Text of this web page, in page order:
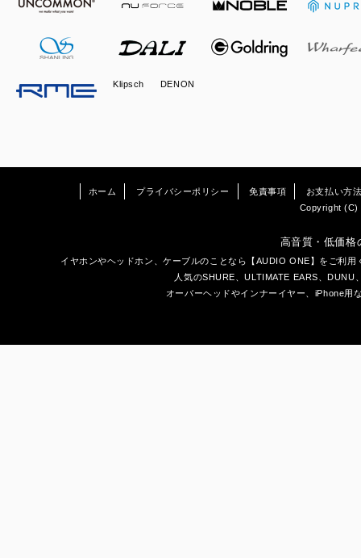
Klipsch DENON
ホーム プライバシーポリシー 免責事項
お支払い方
Copyright (C)
高音質・低価格
イヤホンやヘッドホン
、ケーブルのことなら【AUDIO ONE】をご利
人気のSHURE、ULTIMATE EARS、DUNU
オーバーヘッドやインナーイヤー、iPhone用